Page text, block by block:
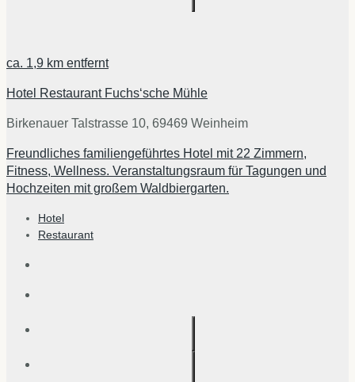
ca. 1,9 km entfernt
Hotel Restaurant Fuchs‘sche Mühle
Birkenauer Talstrasse 10, 69469 Weinheim
Freundliches familiengeführtes Hotel mit 22 Zimmern,
Fitness, Wellness. Veranstaltungsraum für Tagungen und
Hochzeiten mit großem Waldbiergarten.
Hotel
Restaurant